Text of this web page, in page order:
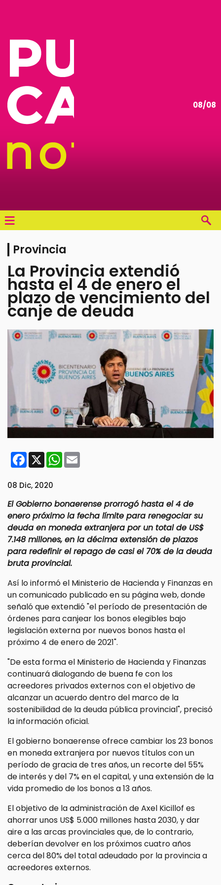
08/08
≡
Provincia
La Provincia extendió
hasta el 4 de enero el
plazo de vencimiento del
canje de deuda
Facebook
X WhatsApp
Email
08 Dic, 2020
El Gobierno bonaerense prorrogó hasta el 4 de
enero próximo la fecha límite para renegociar su
deuda en moneda extranjera por un total de US$
7.148 millones, en la décima extensión de plazos
para redefinir el repago de casi el 70% de la deuda
bruta provincial.
Así lo informó el Ministerio de Hacienda y Finanzas en
un comunicado publicado en su página web, donde
señaló que extendió "el período de presentación de
órdenes para canjear los bonos elegibles bajo
legislación externa por nuevos bonos hasta el
próximo 4 de enero de 2021".
"De esta forma el Ministerio de Hacienda y Finanzas
continuará dialogando de buena fe con los
acreedores privados externos con el objetivo de
alcanzar un acuerdo dentro del marco de la
sostenibilidad de la deuda pública provincial", precisó
la información oficial.
El gobierno bonaerense ofrece cambiar los 23 bonos
en moneda extranjera por nuevos títulos con un
período de gracia de tres años, un recorte del 55%
de interés y del 7% en el capital, y una extensión de la
vida promedio de los bonos a 13 años.
El objetivo de la administración de Axel Kicillof es
ahorrar unos US$ 5.000 millones hasta 2030, y dar
aire a las arcas provinciales que, de lo contrario,
deberían devolver en los próximos cuatro años
cerca del 80% del total adeudado por la provincia a
acreedores externos.